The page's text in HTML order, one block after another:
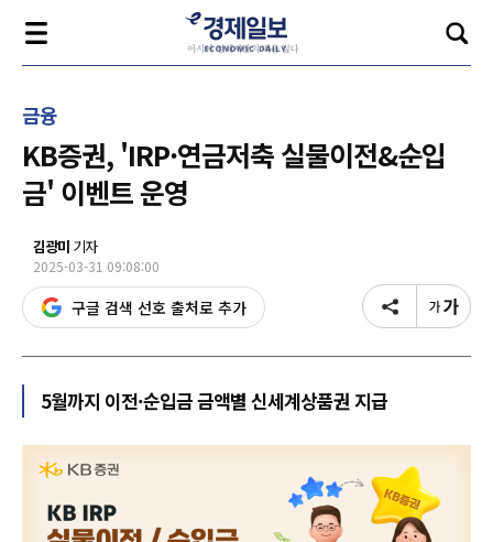
금융
KB증권, 'IRP·연금저축 실물이전&순입
금' 이벤트 운영
김광미 기자
2025-03-31 09:08:00
구글 검색 선호 출처로 추가
5월까지 이전·순입금 금액별 신세계상품권 지급